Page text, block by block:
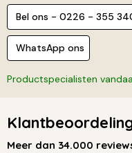
Bel ons - 0226 - 355
WhatsApp ons
Productspecialisten
Meer dan 34.000